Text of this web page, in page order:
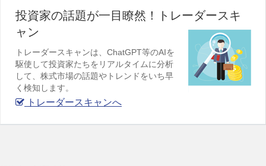
投資家の話題が一目瞭然！トレーダースキ
ャン
トレーダースキャンは、ChatGPT等のAIを
駆使して投資家たちをリアルタイムに分析
して、株式市場の話題やトレンドをいち早
く検知します。
トレーダースキャンへ